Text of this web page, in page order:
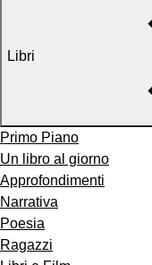
Libri
Primo Piano
Un libro al giorno
Approfondimenti
Narrativa
Poesia
Ragazzi